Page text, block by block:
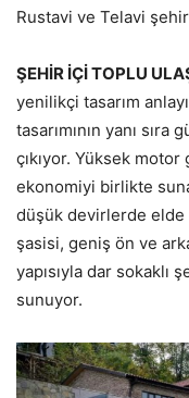
Rustavi ve Telavi
ŞEHİR İÇİ TOPLU
yenilikçi tasarım
tasarımının yanı
çıkıyor. Yüksek
ekonomiyi birlikte
düşük devirlerde
şasisi, geniş ön ve
yapısıyla dar sokaklı
sunuyor.